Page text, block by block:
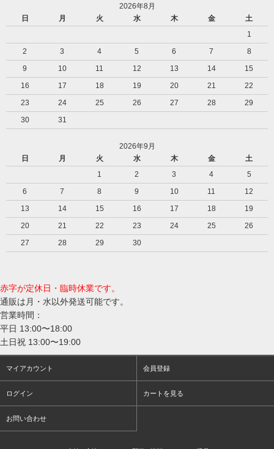
2026年8月
日
月 火 水 木 金
土
1
2
3 4 5 6 7
8
9
10 11 12 13 14
15
16
17 18 19 20 21
22
23
24 25 26 27 28
29
30
31
2026年9月
日
月 火 水 木 金
土
1
2 3 4
5
6
7 8 9 10 11
12
13
14 15 16 17 18
19
20
21 22 23 24 25
26
27
28 29 30
赤字が定休日・臨時休業です。
通販は月・水以外発送可能です。
営業時間：
平日 13:00〜18:00
土日祝 13:00〜19:00
マイアカウント 会員登録
ログイン カートを見る
お問い合わせ